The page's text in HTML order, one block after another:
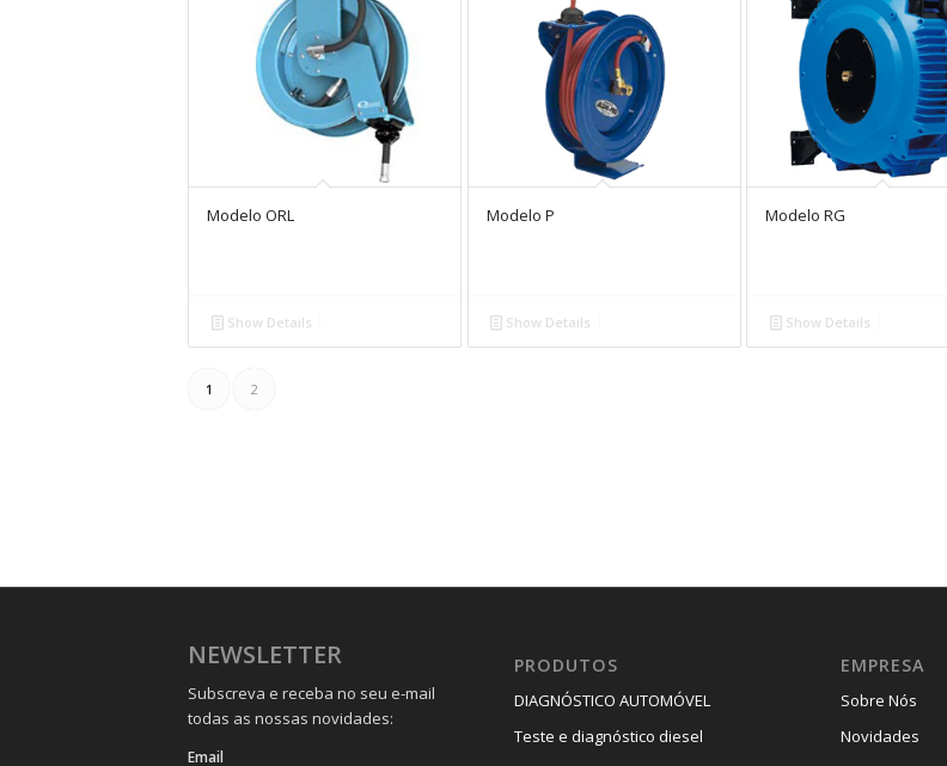
Modelo ORL
Show Details
Modelo P
Show Details
Modelo RG
Show Details
1 2
NEWSLETTER
Subscreva e receba no seu e-mail
todas as nossas novidades:
Email
PRODUTOS
DIAGNÓSTICO AUTOMÓVEL
Teste e diagnóstico diesel
EMPRESA
Sobre Nós
Novidades